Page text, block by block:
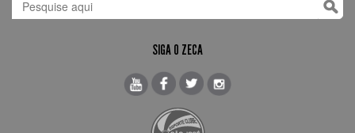
SIGA O ZECA